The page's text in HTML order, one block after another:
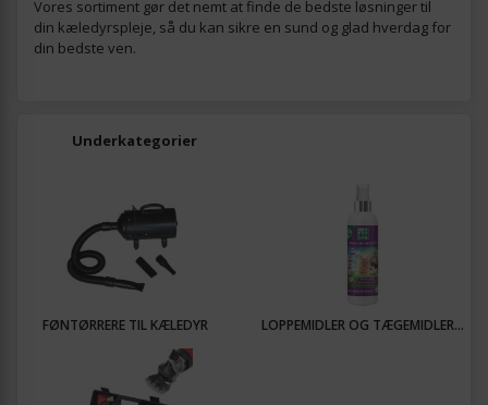
Vores sortiment gør det nemt at finde de bedste løsninger til
din kæledyrspleje, så du kan sikre en sund og glad hverdag for
din bedste ven.
Underkategorier
FØNTØRRERE TIL KÆLEDYR LOPPEMIDLER OG TÆGEMIDLER...